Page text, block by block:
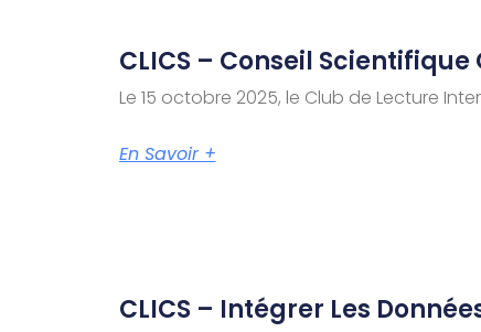
CLICS – Conseil Scientifique
Le 15 octobre 2025, le Club de Lecture
En Savoir +
CLICS – Intégrer Les